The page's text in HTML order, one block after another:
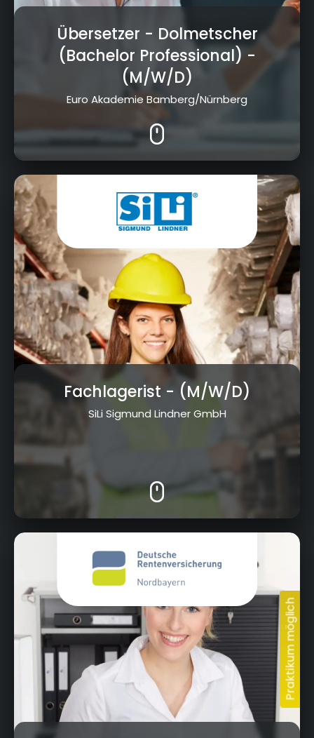
Übersetzer - Dolmetscher
(Bachelor Professional) -
(M/W/D)
Euro Akademie Bamberg/Nürnberg
Oberwarmensteinacher Str. 38, 95485
Warmensteinach
Fachlagerist - (M/W/D)
SiLi Sigmund Lindner GmbH
Wittelsbacherring 11, 95444 Bayreuth